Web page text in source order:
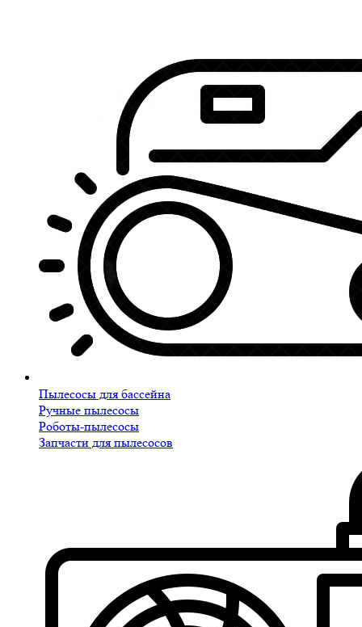
Пылесосы для бассейна
Ручные пылесосы
Роботы-пылесосы
Запчасти для пылесосов